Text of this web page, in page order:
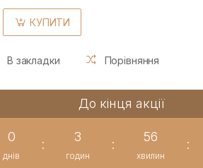
КУПИТИ
В закладки Порівняння
До кінця акції
0
днів
:
3
годин
:
56
хвилин
: